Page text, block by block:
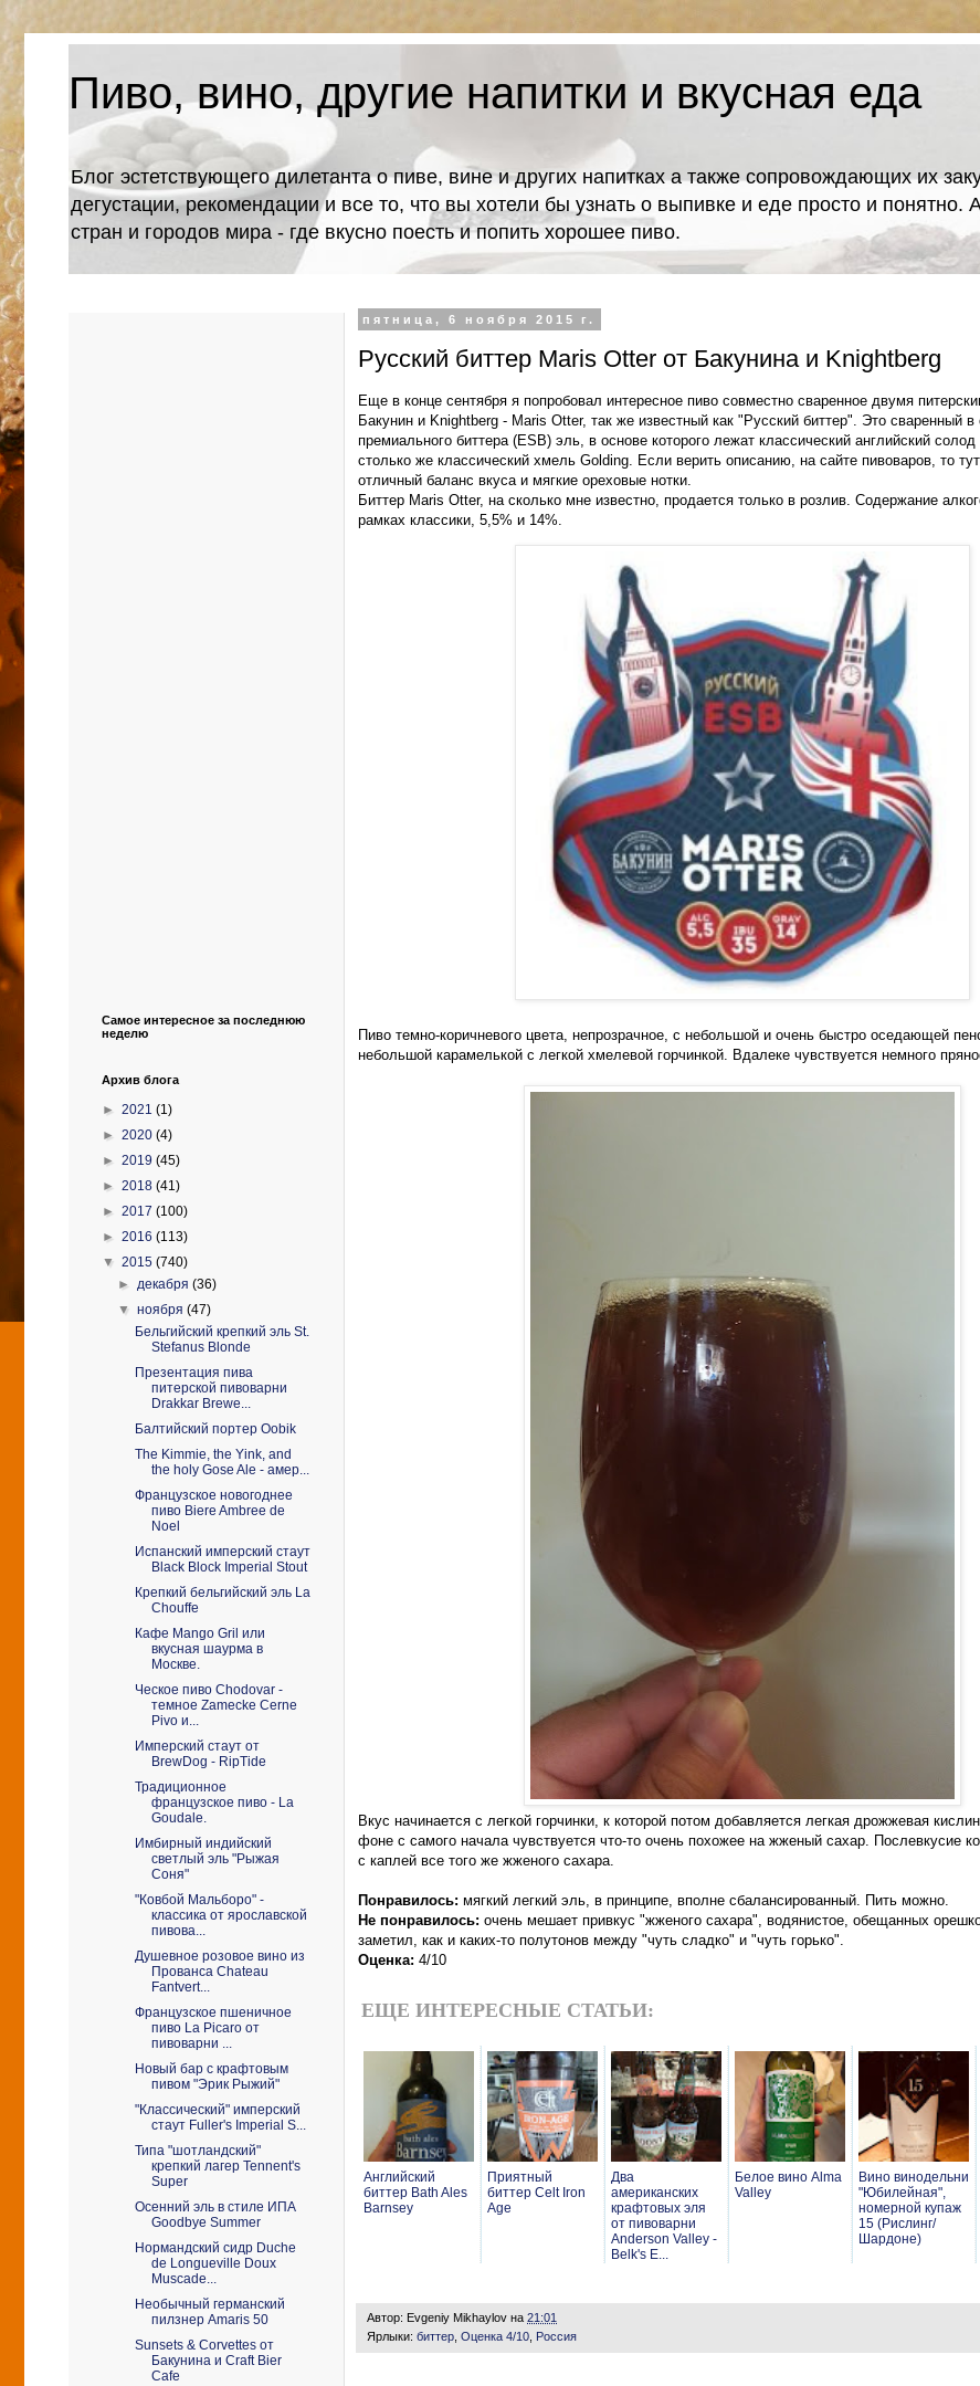
Пиво, вино, другие напитки и вкусная еда
Блог эстетствующего дилетанта о пиве, вине и других напитках а также сопровождающих их
дегустации, рекомендации и все то, что вы хотели бы узнать о выпивке и еде просто и
стран и городов мира - где вкусно поесть и попить хорошее пиво.
пятница, 6 ноября 2015 г.
Русский биттер Maris Otter от Бакунина и Knightberg
Еще в конце сентября я попробовал интересное пиво совместно сваренное двумя
Бакунин и Knightberg - Maris Otter, так же известный как "Русский биттер". Это сваренный в
премиального биттера (ESB) эль, в основе которого лежат классический английский
столько же классический хмель Golding. Если верить описанию, на сайте пивоваров, то
отличный баланс вкуса и мягкие ореховые нотки.
Биттер Maris Otter, на сколько мне известно, продается только в розлив. Содержание
рамках классики, 5,5% и 14%.
Пиво темно-коричневого цвета, непрозрачное, с небольшой и очень быстро оседающей
небольшой карамелькой с легкой хмелевой горчинкой. Вдалеке чувствуется немного
Вкус начинается с легкой горчинки, к которой потом добавляется легкая дрожжевая
фоне с самого начала чувствуется что-то очень похожее на жженый сахар. Послевкусие
с каплей все того же жженого сахара.
Понравилось: мягкий легкий эль, в принципе, вполне сбалансированный. Пить можно.
Не понравилось: очень мешает привкус "жженого сахара", водянистое, обещанных
заметил, как и каких-то полутонов между "чуть сладко" и "чуть горько".
Оценка: 4/10
ЕЩЕ ИНТЕРЕСНЫЕ СТАТЬИ:
Английский
биттер Bath Ales
Barnsey
Приятный
биттер Celt Iron
Age
Два
американских
крафтовых эля
от пивоварни
Anderson Valley -
Belk's E...
Белое вино Alma
Valley
Вино винодельни
"Юбилейная",
номерной купаж
15 (Рислинг/
Шардоне)
Автор: Evgeniy Mikhaylov на 21:01
Ярлыки: биттер Оценка 4/10 Россия
Самое интересное за последнюю
неделю
Архив блога
► 2021 (1)
► 2020 (4)
► 2019 (45)
► 2018 (41)
► 2017 (100)
► 2016 (113)
▼ 2015 (740)
►декабря(36)
▼ноября(47)
Бельгийский крепкий эль St.
Stefanus Blonde
Презентация пива
питерской пивоварни
Drakkar Brewe...
Балтийский портер Oobik
The Kimmie, the Yink, and
the holy Gose Ale - амер...
Французское новогоднее
пиво Biere Ambree de
Noel
Испанский имперский стаут
Black Block Imperial Stout
Крепкий бельгийский эль La
Chouffe
Кафе Mango Gril или
вкусная шаурма в
Москве.
Ческое пиво Chodovar -
темное Zamecke Cerne
Pivo и...
Имперский стаут от
BrewDog - RipTide
Традиционное
французское пиво - La
Goudale.
Имбирный индийский
светлый эль "Рыжая
Соня"
"Ковбой Мальборо" -
классика от ярославской
пивова...
Душевное розовое вино из
Прованса Chateau
Fantvert...
Французское пшеничное
пиво La Picaro от
пивоварни ...
Новый бар с крафтовым
пивом "Эрик Рыжий"
"Классический" имперский
стаут Fuller's Imperial S...
Типа "шотландский"
крепкий лагер Tennent's
Super
Осенний эль в стиле ИПА
Goodbye Summer
Нормандский сидр Duche
de Longueville Doux
Muscade...
Необычный германский
пилзнер Amaris 50
Sunsets & Corvettes от
Бакунина и Craft Bier
Cafe